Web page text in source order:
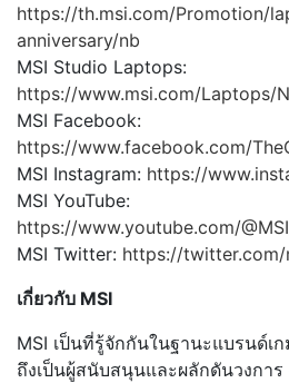
https://th.msi.com/Promotion/
anniversary/nb
MSI Studio Laptops:
https://www.msi.com/Laptops/
MSI Facebook:
https://www.facebook.com/
MSI Instagram: https://
MSI YouTube:
https://www.youtube.com/
MSI Twitter: https://
เกี่ยวกับ MSI
MSI เป็นที่รู้จักกันในฐานะแบรนด์เ
ถึงเป็นผู้สนับสนุนและผลักดันวงกา